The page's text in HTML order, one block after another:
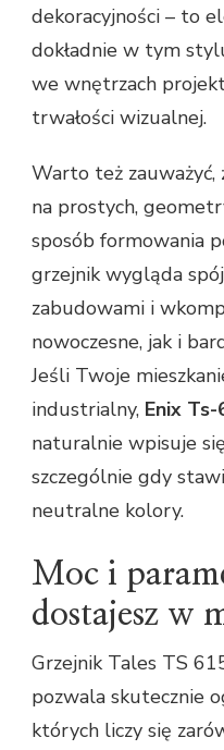
dekoracyjności – to
dokładnie w tym
we wnętrzach
trwałości wizualnej.
Warto też zauważyć,
na prostych,
sposób formowania
grzejnik wygląda
zabudowami i
nowoczesne, jak i
Jeśli Twoje
industrialny, Enix
naturalnie wpisuje
szczególnie gdy
neutralne kolory.
Moc i
dostajesz w
Grzejnik Tales TS
pozwala skutecznie
których liczy się